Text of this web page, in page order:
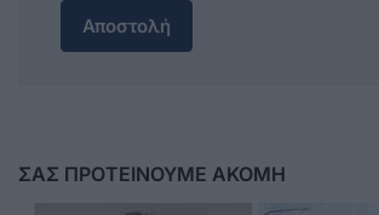
Αποστολή
ΣΑΣ ΠΡΟΤΕΙΝΟΥΜΕ ΑΚΟΜΗ